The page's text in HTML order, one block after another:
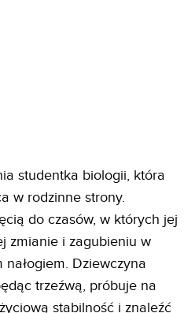
studentka biologii, która
w rodzinne strony.
do czasów, w których jej
zmianie i zagubieniu w
Dziewczyna
trzeźwą, próbuje na
stabilność i znaleźć